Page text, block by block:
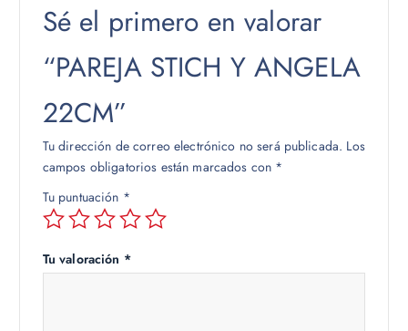
Sé el primero en valorar
“PAREJA STICH Y ANGELA
22CM”
Tu dirección de correo electrónico no será publicada. Los
campos obligatorios están marcados con *
Tu puntuación *
Tu valoración *